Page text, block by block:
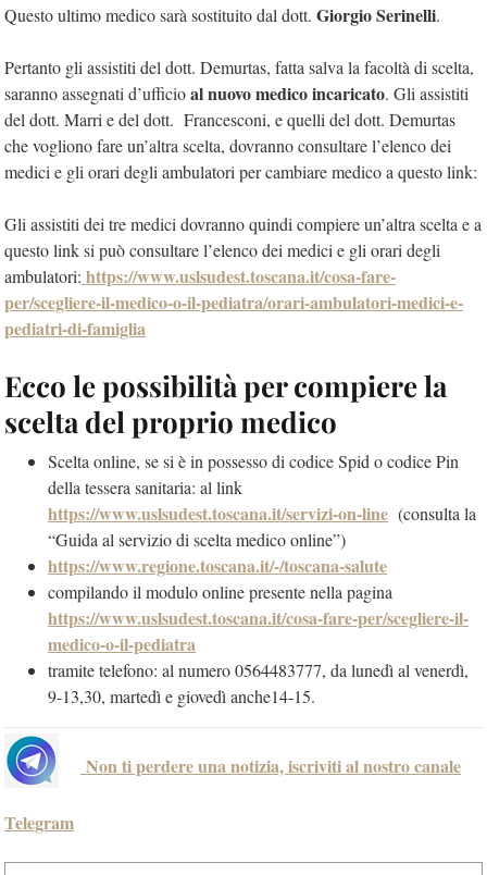
Questo ultimo medico sarà sostituito dal dott. Giorgio Serinelli.
Pertanto gli assistiti del dott. Demurtas, fatta salva la facoltà di scelta,
saranno assegnati d’ufficioal nuovo medico incaricato. Gli assistiti
del dott. Marri e del dott. Francesconi, e quelli del dott. Demurtas
che vogliono fare un’altra scelta, dovranno consultare l’elenco dei
medici e gli orari degli ambulatori per cambiare medico a questo link:
Gli assistiti dei tre medici dovranno quindi compiere un’altra scelta e a
questo link si può consultare l’elenco dei medici e gli orari degli
ambulatori: https://www.uslsudest.toscana.it/cosa-fare-
per/scegliere-il-medico-o-il-pediatra/orari-ambulatori-medici-e-
pediatri-di-famiglia
Ecco le possibilità per compiere la
scelta del proprio medico
Scelta online, se si è in possesso di codice Spid o codice Pin
della tessera sanitaria: al link
https://www.uslsudest.toscana.it/servizi-on-line (consulta la
“Guida al servizio di scelta medico online”)
https://www.regione.toscana.it/-/toscana-salute
compilando il modulo online presente nella pagina
https://www.uslsudest.toscana.it/cosa-fare-per/scegliere-il-
medico-o-il-pediatra
tramite telefono: al numero 0564483777, da lunedì al venerdì,
9-13,30, martedì e giovedì anche14-15.
Non ti perdere una notizia, iscriviti al nostro canale
Telegram